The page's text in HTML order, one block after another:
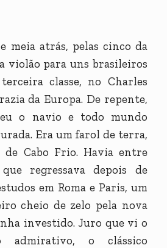
meia atrás, pelas cinco da
violão para uns brasileiros
classe, no Charles
da Europa. De repente,
o navio e todo mundo
Era um farol de terra,
de Cabo Frio. Havia entre
regressava depois de
em Roma e Paris, um
cheio de zelo pela nova
investido. Juro que vi o
admirativo, o clássico